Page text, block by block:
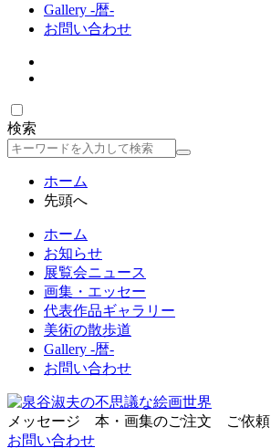
Gallery -暦-
お問い合わせ
検索
検
ホーム
先頭へ
ホーム
お知らせ
展覧会ニュース
画集・エッセー
代表作品ギャラリー
美術の散歩道
Gallery -暦-
お問い合わせ
メッセージ 本・画集のご注文 ご依頼
お問い合わせ